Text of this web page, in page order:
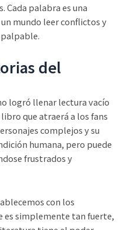
Cada palabra es una
mundo leer conflictos y
del
logró llenar lectura vacío
que atraerá a los fans
complejos y su
humana, pero puede
frustrados y
con los
es simplemente tan fuerte,